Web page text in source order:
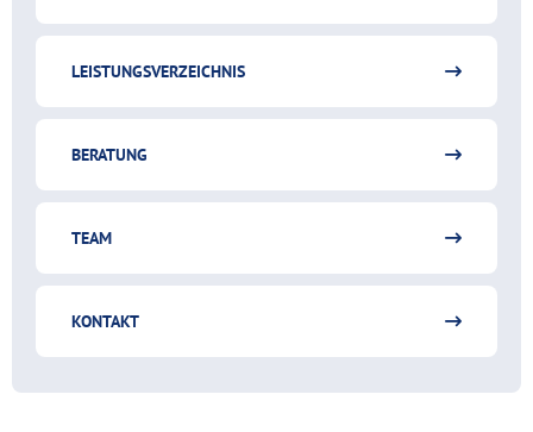
LEISTUNGSVERZEICHNIS
BERATUNG
TEAM
KONTAKT